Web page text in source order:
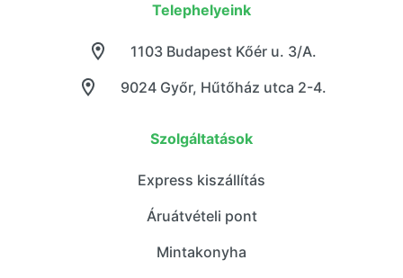
Telephelyeink
9024 Győr, Hűtőház utca 2-4.
1103 Budapest Kőér u. 3/A.
Szolgáltatások
Express kiszállítás
Áruátvételi pont
Mintakonyha